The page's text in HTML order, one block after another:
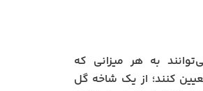
به هر میزانی که
کنند؛ از یک شاخه گل